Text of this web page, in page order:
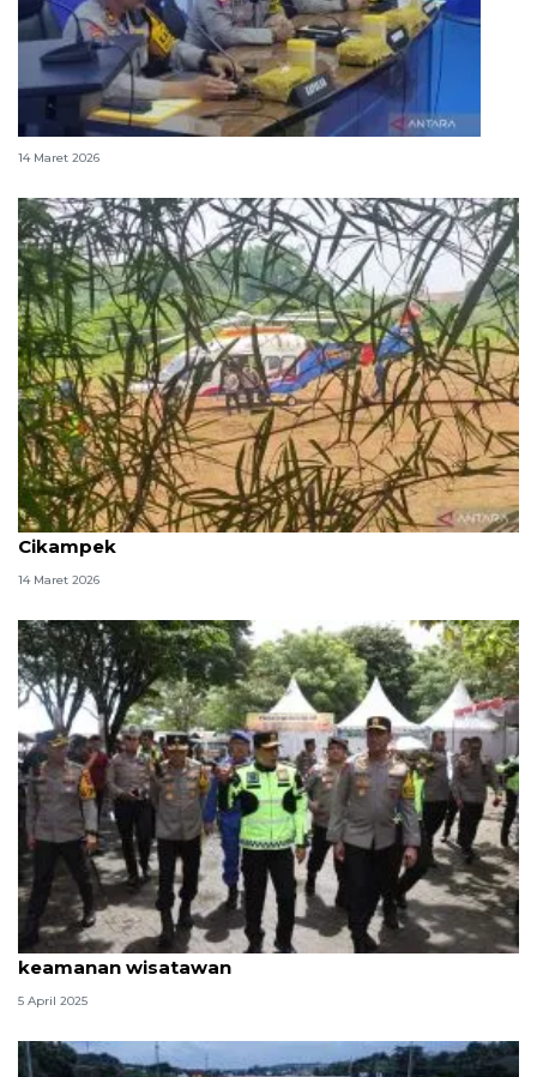
Wakapolri ingatkan pemudik untuk berhati-hati
14 Maret 2026
Awasi mudik, Wakapolri datangi "rest area" di Tol
Cikampek
14 Maret 2026
Wakapolri tinjau objek wisata Anyer pastikan
keamanan wisatawan
5 April 2025